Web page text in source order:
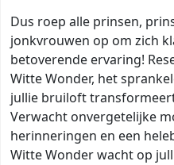
Dus roep alle prinsen,
jonkvrouwen op om zich
betoverende ervaring!
Witte Wonder, het
jullie bruiloft
Verwacht onvergetelijke
herinneringen en een
Witte Wonder wacht op